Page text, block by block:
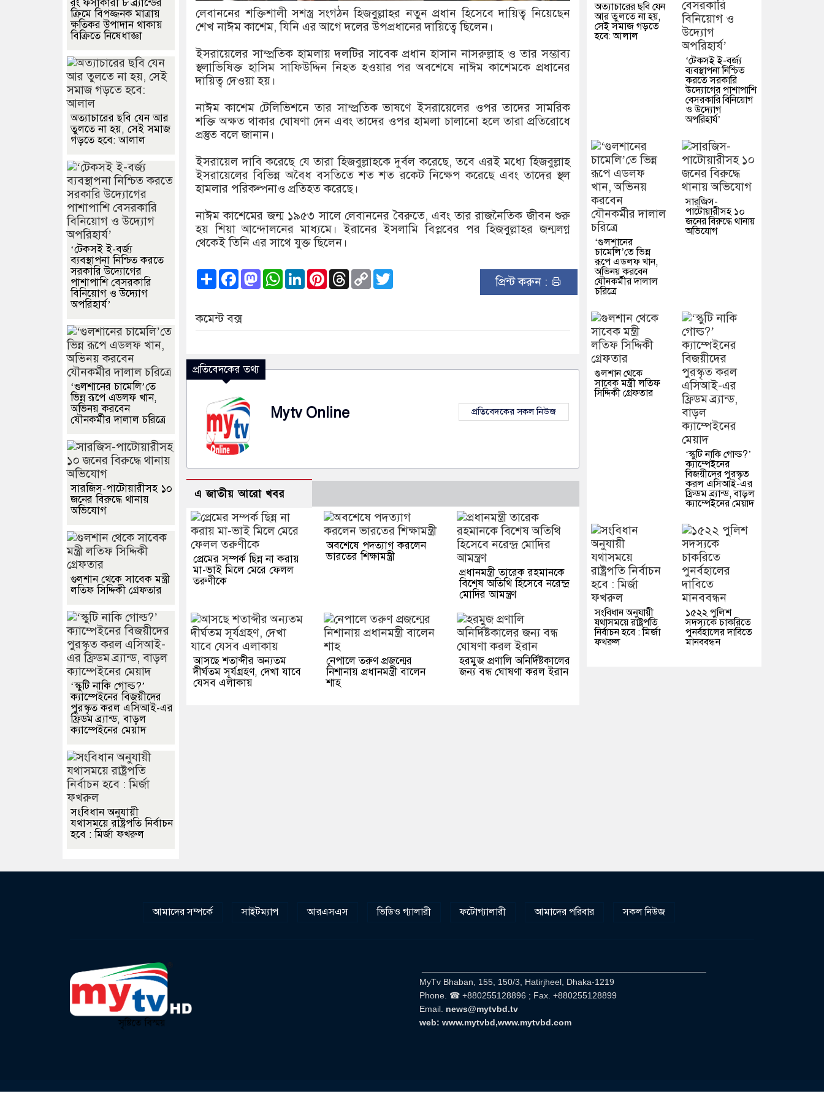
লেবাননের শক্তিশালী সশস্ত্র সংগঠন হিজবুল্লাহর নতুন প্রধান হিসেবে দায়িত্ব নিয়েছেন
শেখ নাঈম কাশেম, যিনি এর আগে দলের উপপ্রধানের দায়িত্বে ছিলেন।
ইসরায়েলের সাম্প্রতিক হামলায় দলটির সাবেক প্রধান হাসান নাসরুল্লাহ ও তার সম্ভাব্য
স্থলাভিষিক্ত হাসিম সাফিউদ্দিন নিহত হওয়ার পর অবশেষে নাঈম কাশেমকে প্রধানের
দায়িত্ব দেওয়া হয়।
নাঈম কাশেম টেলিভিশনে তার সাম্প্রতিক ভাষণে ইসরায়েলের ওপর তাদের সামরিক
শক্তি অক্ষত থাকার ঘোষণা দেন এবং তাদের ওপর হামলা চালানো হলে তারা প্রতিরোধে
প্রস্তুত বলে জানান।
ইসরায়েল দাবি করেছে যে তারা হিজবুল্লাহকে দুর্বল করেছে, তবে এরই মধ্যে হিজবুল্লাহ
ইসরায়েলের বিভিন্ন অবৈধ বসতিতে শত শত রকেট নিক্ষেপ করেছে এবং তাদের স্থল
হামলার পরিকল্পনাও প্রতিহত করেছে।
নাঈম কাশেমের জন্ম ১৯৫৩ সালে লেবাননের বৈরুতে, এবং তার রাজনৈতিক জীবন শুরু
হয় শিয়া আন্দোলনের মাধ্যমে। ইরানের ইসলামি বিপ্লবের পর হিজবুল্লাহর জন্মলগ্ন
থেকেই তিনি এর সাথে যুক্ত ছিলেন।
ShareFacebook
Mastodon
WhatsApp
LinkedInPinterest
Threads
Copy
Link প্রিন্ট করুন :
কমেন্ট বক্স
প্রতিবেদকের তথ্য
Mytv Online প্রতিবেদকের সকল নিউজ
এ জাতীয় আরো খবর
প্রেমের সম্পর্ক ছিন্ন না করায়
মা-ভাই মিলে মেরে ফেলল
তরুণীকে
অবশেষে পদত্যাগ করলেন
ভারতের শিক্ষামন্ত্রী
প্রধানমন্ত্রী তারেক রহমানকে
বিশেষ অতিথি হিসেবে নরেন্দ্র
মোদির আমন্ত্রণ
আসছে শতাব্দীর অন্যতম
দীর্ঘতম সূর্যগ্রহণ, দেখা যাবে
যেসব এলাকায়
নেপালে তরুণ প্রজন্মের
নিশানায় প্রধানমন্ত্রী বালেন
শাহ
হরমুজ প্রণালি অনির্দিষ্টকালের
জন্য বন্ধ ঘোষণা করল ইরান
রং ফর্সাকারী ৮ ব্র্যান্ডের
ক্রিমে বিপজ্জনক মাত্রায়
ক্ষতিকর উপাদান থাকায়
বিক্রিতে নিষেধাজ্ঞা
অত্যাচারের ছবি যেন আর
তুলতে না হয়, সেই সমাজ
গড়তে হবে: আলাল
‘টেকসই ই-বর্জ্য
ব্যবস্থাপনা নিশ্চিত করতে
সরকারি উদ্যোগের
পাশাপাশি বেসরকারি
বিনিয়োগ ও উদ্যোগ
অপরিহার্য’
‘গুলশানের চামেলি’তে
ভিন্ন রূপে এডলফ খান,
অভিনয় করবেন
যৌনকর্মীর দালাল চরিত্রে
সারজিস-পাটোয়ারীসহ ১০
জনের বিরুদ্ধে থানায়
অভিযোগ
গুলশান থেকে সাবেক মন্ত্রী
লতিফ সিদ্দিকী গ্রেফতার
‘স্কুটি নাকি গোল্ড?’
ক্যাম্পেইনের বিজয়ীদের
পুরস্কৃত করল এসিআই-এর
ফ্রিডম ব্র্যান্ড, বাড়ল
ক্যাম্পেইনের মেয়াদ
সংবিধান অনুযায়ী
যথাসময়ে রাষ্ট্রপতি নির্বাচন
হবে : মির্জা ফখরুল
অত্যাচারের ছবি যেন
আর তুলতে না হয়,
সেই সমাজ গড়তে
হবে: আলাল
‘টেকসই ই-বর্জ্য
ব্যবস্থাপনা নিশ্চিত
করতে সরকারি
উদ্যোগের পাশাপাশি
বেসরকারি বিনিয়োগ
ও উদ্যোগ
অপরিহার্য’
‘গুলশানের
চামেলি’তে ভিন্ন
রূপে এডলফ খান,
অভিনয় করবেন
যৌনকর্মীর দালাল
চরিত্রে
সারজিস-
পাটোয়ারীসহ ১০
জনের বিরুদ্ধে থানায়
অভিযোগ
গুলশান থেকে
সাবেক মন্ত্রী লতিফ
সিদ্দিকী গ্রেফতার
‘স্কুটি নাকি গোল্ড?’
ক্যাম্পেইনের
বিজয়ীদের পুরস্কৃত
করল এসিআই-এর
ফ্রিডম ব্র্যান্ড, বাড়ল
ক্যাম্পেইনের মেয়াদ
সংবিধান অনুযায়ী
যথাসময়ে রাষ্ট্রপতি
নির্বাচন হবে : মির্জা
ফখরুল
১৫২২ পুলিশ
সদস্যকে চাকরিতে
পুনর্বহালের দাবিতে
মানববন্ধন
আমাদের সম্পর্কে সাইটম্যাপ আরএসএস ভিডিও গ্যালারী ফটোগ্যালারী আমাদের পরিবার সকল নিউজ
MyTv Bhaban, 155, 150/3, Hatirjheel, Dhaka-1219
Phone. ☎ +880255128896 ; Fax. +880255128899
Email. news@mytvbd.tv
web: www.mytvbd,www.mytvbd.com